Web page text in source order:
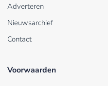
Adverteren
Nieuwsarchief
Contact
Voorwaarden